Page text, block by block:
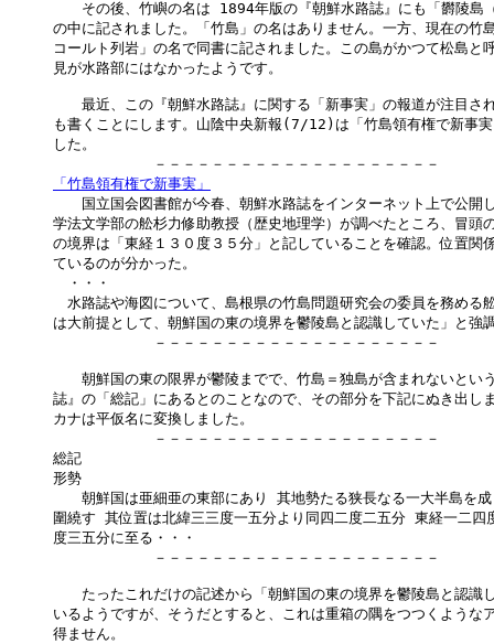
その後、竹嶼の名は 1894年版の『朝鮮水路誌』にも「欝陵島
の中に記されました。「竹島」の名はありません。一方、現在の竹
コールト列岩」の名で同書に記されました。この島がかつて松島と
見が水路部にはなかったようです。
最近、この『朝鮮水路誌』に関する「新事実」の報道が注目さ
も書くことにします。山陰中央新報(7/12)は「竹島領有権で新事
した。
「竹島領有権で新事実」
国立国会図書館が今春、朝鮮水路誌をインターネット上で公開
学法文学部の舩杉力修助教授（歴史地理学）が調べたところ、冒頭
の境界は「東経１３０度３５分」と記していることを確認。位置関
ているのが分かった。
・・・
水路誌や海図について、島根県の竹島問題研究会の委員を務める
は大前提として、朝鮮国の東の境界を鬱陵島と認識していた」と強
－－－－－－－－－－－－－－－－－－－－
朝鮮国の東の限界が鬱陵までで、竹島＝独島が含まれないとい
誌』の「総記」にあるとのことなので、その部分を下記にぬき出し
カナは平仮名に変換しました。
－－－－－－－－－－－－－－－－－－－－
総記
形勢
朝鮮国は亜細亜の東部にあり 其地勢たる狭長なる一大半島を
圍繞す 其位置は北緯三三度一五分より同四二度二五分 東経一二四
度三五分に至る・・・
－－－－－－－－－－－－－－－－－－－－
たったこれだけの記述から「朝鮮国の東の境界を鬱陵島と認識
いるようですが、そうだとすると、これは重箱の隅をつつくような
得ません。